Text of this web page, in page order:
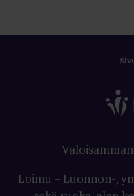
Loimu – Luonnon-,